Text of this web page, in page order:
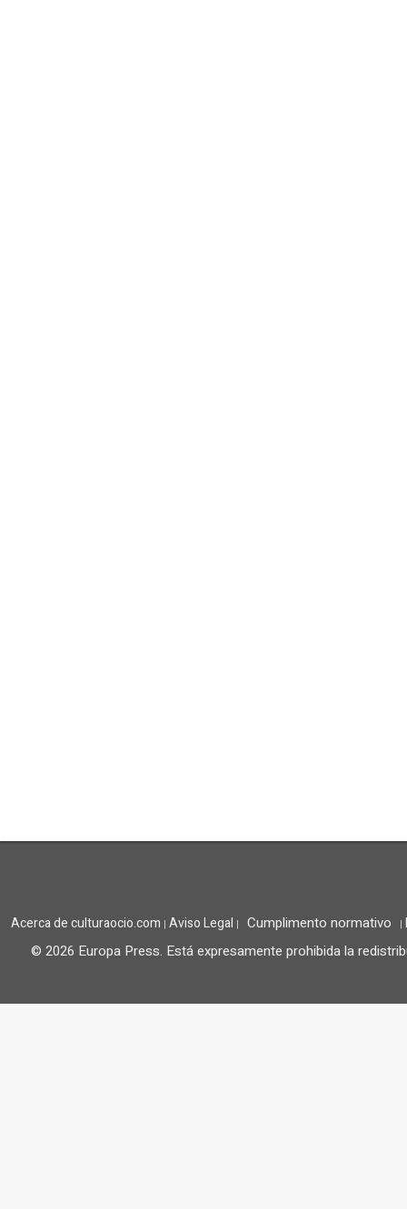
Acerca de culturaocio.com | Aviso Legal | Cumplimento normativo |
© 2026 Europa Press. Está expresamente prohibida la